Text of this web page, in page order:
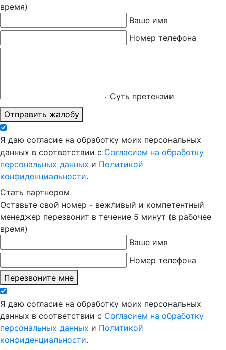
время)
Ваше имя
Номер телефона
Суть претензии
Отправить жалобу
Я даю согласие на обработку моих персональных
данных в соответствии с Согласием на обработку
персональных данных и Политикой
конфиденциальности.
Стать партнером
Оставьте свой номер - вежливый и компетентный
менеджер перезвонит в течение 5 минут (в рабочее
время)
Ваше имя
Номер телефона
Перезвоните мне
Я даю согласие на обработку моих персональных
данных в соответствии с Согласием на обработку
персональных данных и Политикой
конфиденциальности.